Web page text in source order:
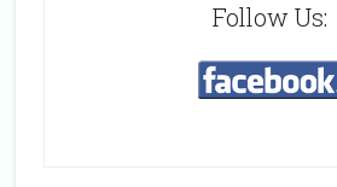
Follow Us: